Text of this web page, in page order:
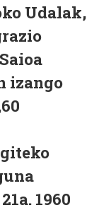
Udalak,
izango
1960